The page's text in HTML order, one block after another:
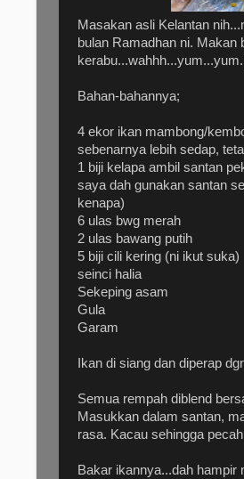
Masakan asli Kelantan
bulan Ramadhan ni. Makan
Bahan-bahannya;
4 ekor ikan mambong/
sebenarnya lebih sedap,
1 biji kelapa ambil santan
saya dah gunakan santan
kenapa)
6 ulas bwg merah
2 ulas bawang putih
5 biji cili kering (ni ikut suka)
seinci halia
Sekeping asam
Gula
Garam
Ikan di siang dan diperap
Semua rempah diblend
Masukkan dalam santan,
rasa. Kacau sehingga
Bakar ikannya...dah